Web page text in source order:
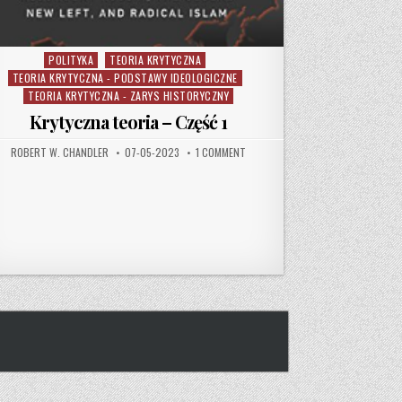
Posted in
POLITYKA
TEORIA KRYTYCZNA
TEORIA KRYTYCZNA - PODSTAWY IDEOLOGICZNE
TEORIA KRYTYCZNA - ZARYS HISTORYCZNY
Krytyczna teoria – Część 1
AUTHOR:
ROBERT W. CHANDLER PUBLISHED DATE:
07-05-2023 1 COMMENT ON KRYTYCZNA TEORIA – CZĘŚĆ 1